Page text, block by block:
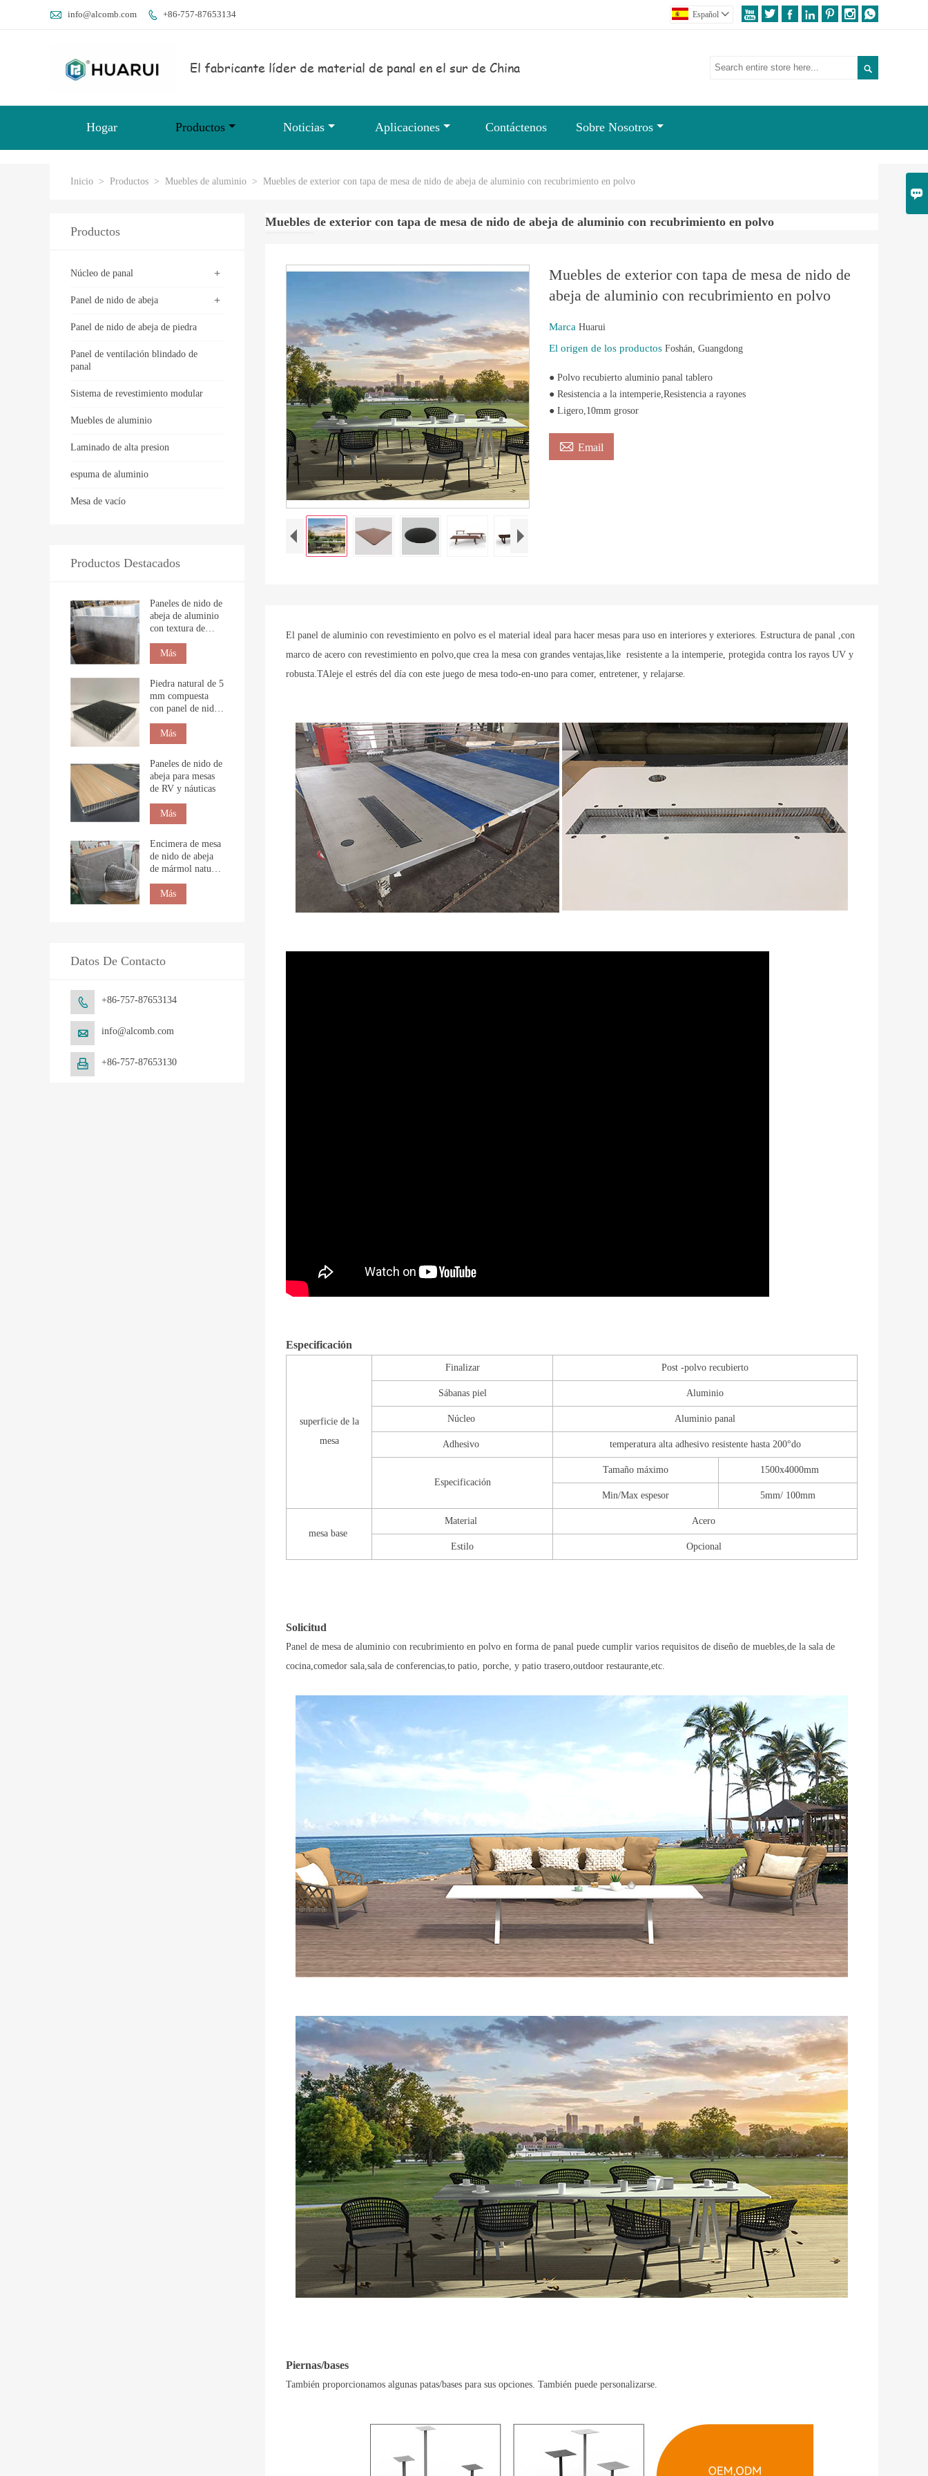

 info@alcomb.com  +86-757-87653134       
Español 
El fabricante líder de material de panal en el sur de China 
Hogar Productos Noticias Aplicaciones Contáctenos Sobre Nosotros
Inicio > Productos > Muebles de aluminio > Muebles de exterior con tapa de mesa de nido de abeja de aluminio con recubrimiento en polvo
Muebles de exterior con tapa de mesa de nido de abeja de aluminio con recubrimiento en polvo
Muebles de exterior con tapa de mesa de nido de
abeja de aluminio con recubrimiento en polvo
Marca Huarui
El origen de los productos Foshán, Guangdong
● Polvo recubierto aluminio panal tablero
● Resistencia a la intemperie,Resistencia a rayones
● Ligero,10mm grosor
 Email
El panel de aluminio con revestimiento en polvo es el material ideal para hacer mesas para uso en interiores y exteriores. Estructura de panal ,con
marco de acero con revestimiento en polvo,que crea la mesa con grandes ventajas,like resistente a la intemperie, protegida contra los rayos UV y
robusta.TAleje el estrés del día con este juego de mesa todo-en-uno para comer, entretener, y relajarse.
Especificación
superficie de la
mesa
Finalizar Post -polvo recubierto
Sábanas piel Aluminio
Núcleo Aluminio panal
Adhesivo temperatura alta adhesivo resistente hasta 200°do
Especificación
Tamaño máximo 1500x4000mm
Min/Max espesor 5mm/ 100mm
mesa base
Material Acero
Estilo Opcional
Solicitud
Panel de mesa de aluminio con recubrimiento en polvo en forma de panal puede cumplir varios requisitos de diseño de muebles,de la sala de
cocina,comedor sala,sala de conferencias,to patio, porche, y patio trasero,outdoor restaurante,etc.
Piernas/bases
También proporcionamos algunas patas/bases para sus opciones. También puede personalizarse.
Productos
+
Núcleo de panal
+
Panel de nido de abeja
Panel de nido de abeja de piedra
Panel de ventilación blindado de
panal
Sistema de revestimiento modular
Muebles de aluminio
Laminado de alta presion
espuma de aluminio
Mesa de vacío
Productos Destacados
Paneles de nido de
abeja de aluminio
con textura de
piedra para
revestimiento
interior.
Más
Piedra natural de 5
mm compuesta
con panel de nido
construcción
Más
Paneles de nido de
abeja para mesas
de RV y náuticas
Más
Encimera de mesa
de nido de abeja
de mármol natural
Más
Datos De Contacto
 +86-757-87653134
 info@alcomb.com
 +86-757-87653130